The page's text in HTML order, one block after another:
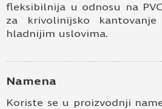
fleksibilnija u odnosu na
za krivolinijsko
hladnijim uslovima.
Namena
Koriste se u proizvodnji